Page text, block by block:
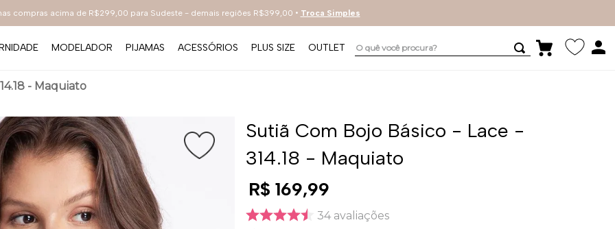
compras acima de R$299,00 para Sudeste - demais regiões R$399,00 • Troca Simples
MODELADOR PIJAMAS ACESSÓRIOS PLUS SIZE OUTLET O quê você procura?
- Maquiato
Sutiã Com Bojo Básico - Lace -
314.18 - Maquiato
R$ 169,99
34 avaliações
2º everyday
º renda
4
6º bestbra